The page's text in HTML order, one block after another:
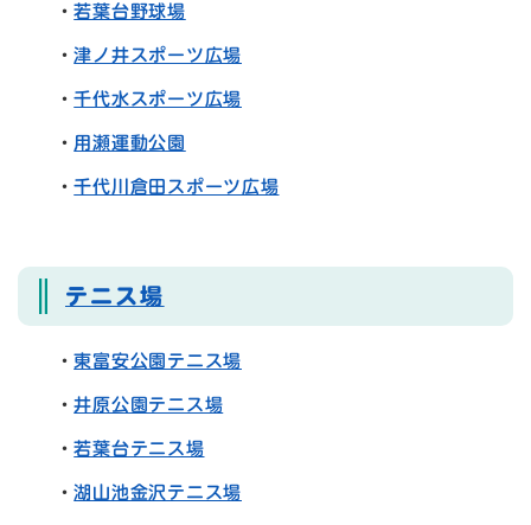
・若葉台野球場
・津ノ井スポーツ広場
・千代水スポーツ広場
・ 用瀬運動公園
・千代川倉田スポーツ広場
テニス場
・東富安公園テニス場
・井原公園テニス場
・若葉台テニス場
・湖山池金沢テニス場